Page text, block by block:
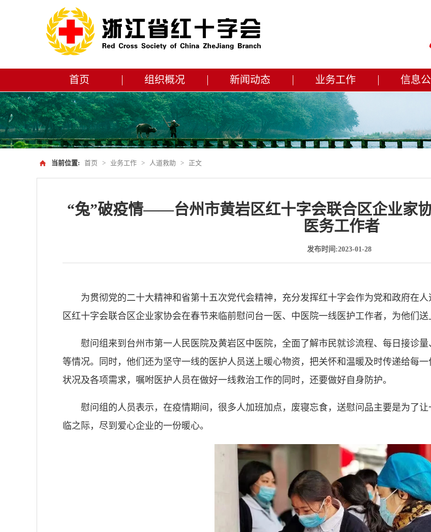
首页 组织概况 新闻动态 业务工作 信息
当前位置: 首页 > 业务工作 > 人道救助 > 正文
“兔”破疫情——台州市黄岩区红十字会联合区企业家
医务工作者
发布时间:2023-01-28
为贯彻党的二十大精神和省第十五次党代会精神，充分发挥红十字会作为党和政府在
区红十字会联合区企业家协会在春节来临前慰问台一医、中医院一线医护工作者，为他们送
慰问组来到台州市第一人民医院及黄岩区中医院，全面了解市民就诊流程、每日接诊
等情况。同时，他们还为坚守一线的医护人员送上暖心物资，把关怀和温暖及时传递给每
状况及各项需求，嘱咐医护人员在做好一线救治工作的同时，还要做好自身防护。
慰问组的人员表示，在疫情期间，很多人加班加点，废寝忘食，送慰问品主要是为了
临之际，尽到爱心企业的一份暖心。